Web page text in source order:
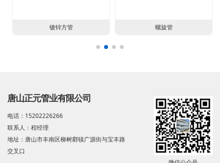
镀锌方管 螺旋管
唐山正元管业有限公司
电话：15202226266
联系人：程经理
地址：唐山市丰南区柳树酄镇广源街与宝丰路
交叉口